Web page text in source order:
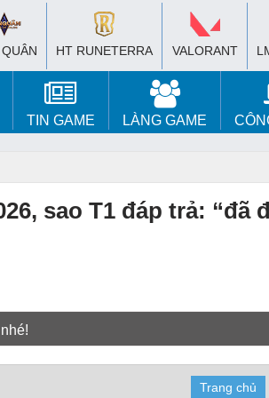
HT RUNETERRA VALORANT
TIN GAME LÀNG GAME
sao T1 đáp trả: “đã
Trang chủ